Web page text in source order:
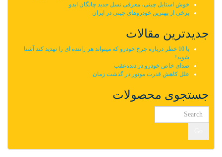
خوش استایل چینی، معرفی نسل جدید چانگان ایدو
برخی از بهترین خودروهای چینی در ایران
جدیدترین مقالات
با 10 خطر درباره چرخ خودرو که میتواند هر راننده ای را تهدید کند آشنا
شوید!
صدای خاص خودرو در دنده‌عقب
علل کاهش قدرت موتور در گذشت زمان
جستجوی محصولات